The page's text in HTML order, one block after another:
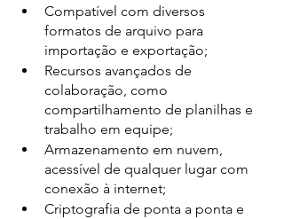
Compatível com diversos
formatos de arquivo para
importação e exportação;
Recursos avançados de
colaboração, como
compartilhamento de planilhas e
trabalho em equipe;
Armazenamento em nuvem,
acessível de qualquer lugar com
conexão à internet;
Criptografia de ponta a ponta e